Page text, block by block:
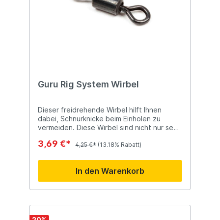
Angeln Angeln mit mehreren Ruten
Guru Rig System Wirbel
Dieser freidrehende Wirbel hilft Ihnen
dabei, Schnurknicke beim Einholen zu
vermeiden. Diese Wirbel sind nicht nur sehr
sehr unauffällig.
3,69 €* 4,25 €* (13.18% Rabatt)
In den Warenkorb